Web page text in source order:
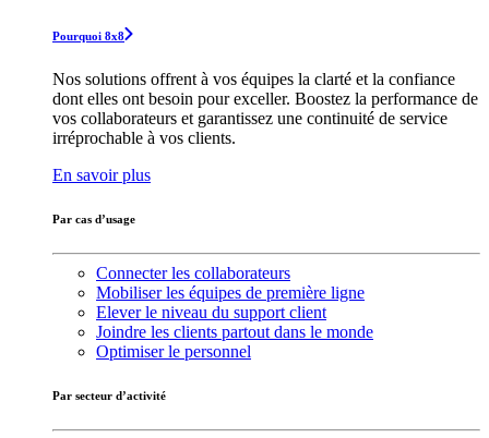
Pourquoi 8x8
Nos solutions offrent à vos équipes la clarté et la confiance
dont elles ont besoin pour exceller. Boostez la performance de
vos collaborateurs et garantissez une continuité de service
irréprochable à vos clients.
En savoir plus
Par cas d’usage
Connecter les collaborateurs
Mobiliser les équipes de première ligne
Elever le niveau du support client
Joindre les clients partout dans le monde
Optimiser le personnel
Par secteur d’activité